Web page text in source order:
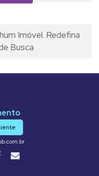
Imóvel. Redefina
Busca